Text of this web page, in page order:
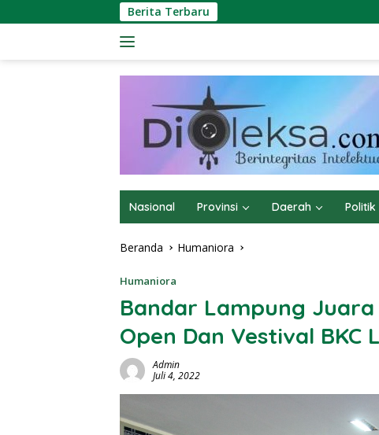
ke
Berita Terbaru
Nasional Provinsi Daerah Politik
Beranda Humaniora
Humaniora
Bandar Lampung
Open Dan Vestival BKC
Admin
Juli 4, 2022